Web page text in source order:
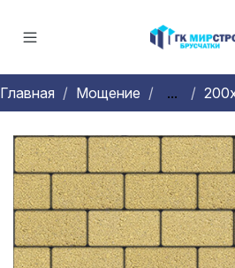
Главная Мощение ...